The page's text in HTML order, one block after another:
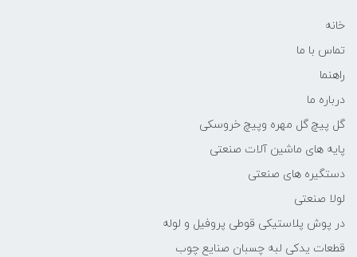
خانه
تماس با ما
راهنما
درباره ما
گل پیچ گل مهره وپیچ خروسکی
پایه های ماشین آلات صنعتی
دستگیره های صنعتی
لولا صنعتی
در پوش پلاستیکی قوطی پروفیل و لوله
قطعات یدکی لبه چسبان صنایع چوب